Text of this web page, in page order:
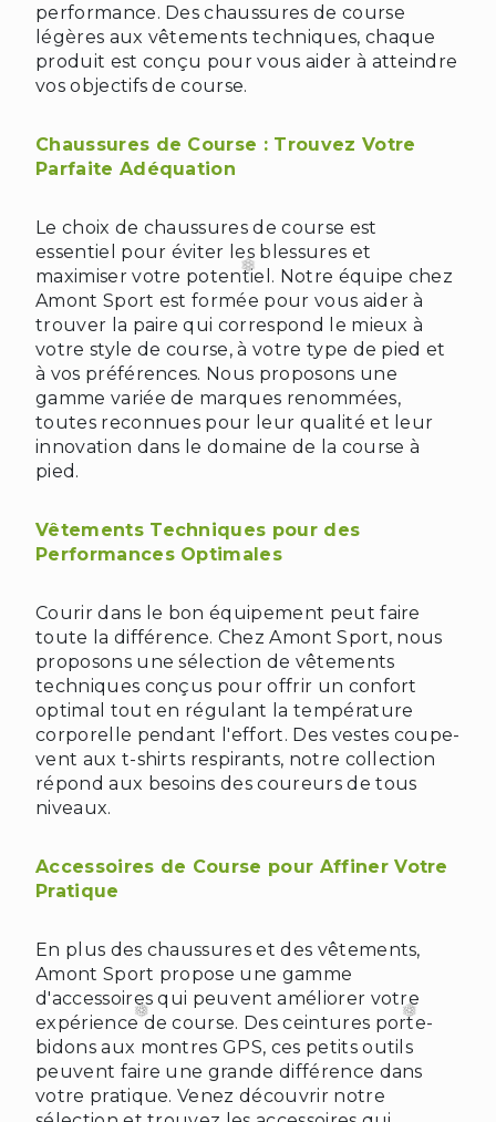
performance. Des chaussures de course
légères aux vêtements techniques, chaque
produit est conçu pour vous aider à atteindre
vos objectifs de course.
Chaussures de Course : Trouvez Votre
Parfaite Adéquation
Le choix de chaussures de course est
essentiel pour éviter les blessures et
maximiser votre potentiel. Notre équipe chez
Amont Sport est formée pour vous aider à
trouver la paire qui correspond le mieux à
votre style de course, à votre type de pied et
à vos préférences. Nous proposons une
gamme variée de marques renommées,
toutes reconnues pour leur qualité et leur
innovation dans le domaine de la course à
pied.
Vêtements Techniques pour des
Performances Optimales
Courir dans le bon équipement peut faire
toute la différence. Chez Amont Sport, nous
proposons une sélection de vêtements
techniques conçus pour offrir un confort
optimal tout en régulant la température
corporelle pendant l'effort. Des vestes coupe-
vent aux t-shirts respirants, notre collection
répond aux besoins des coureurs de tous
niveaux.
Accessoires de Course pour Affiner Votre
Pratique
En plus des chaussures et des vêtements,
Amont Sport propose une gamme
d'accessoires qui peuvent améliorer votre
expérience de course. Des ceintures porte-
bidons aux montres GPS, ces petits outils
peuvent faire une grande différence dans
votre pratique. Venez découvrir notre
❄
❄